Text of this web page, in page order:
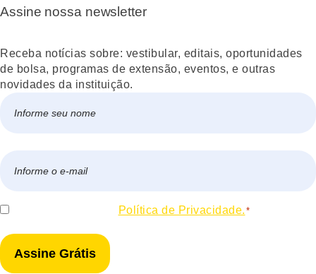
Assine nossa newsletter
Receba notícias sobre: vestibular, editais, oportunidades
de bolsa, programas de extensão, eventos, e outras
novidades da instituição.
mail
Consentir Política de Privacidade. *